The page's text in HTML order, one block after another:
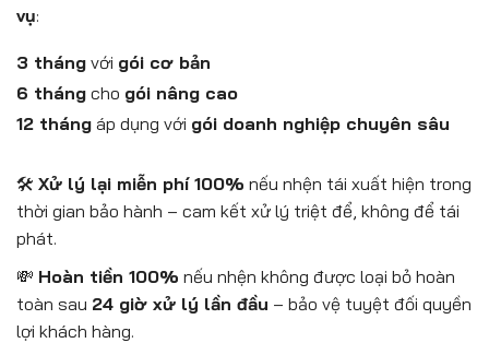
vụ:
3 tháng với gói cơ bản
6 tháng cho gói nâng cao
12 tháng áp dụng với gói doanh nghiệp chuyên sâu
🛠️ Xử lý lại miễn phí 100% nếu nhện tái xuất hiện trong
thời gian bảo hành – cam kết xử lý triệt để, không để tái
phát.
💸 Hoàn tiền 100% nếu nhện không được loại bỏ hoàn
toàn sau 24 giờ xử lý lần đầu – bảo vệ tuyệt đối quyền
lợi khách hàng.